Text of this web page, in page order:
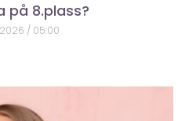
på 8.plass?
05:00